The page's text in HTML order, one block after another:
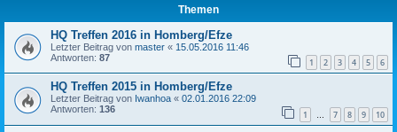
Themen
HQ Treffen 2016 in Homberg/Efze
Letzter Beitrag von master « 15.05.2016 11:46
Antworten: 87 1 2 3 4 5 6
HQ Treffen 2015 in Homberg/Efze
Letzter Beitrag von Iwanhoa « 02.01.2016 22:09
Antworten: 136 1 … 7 8 9 10